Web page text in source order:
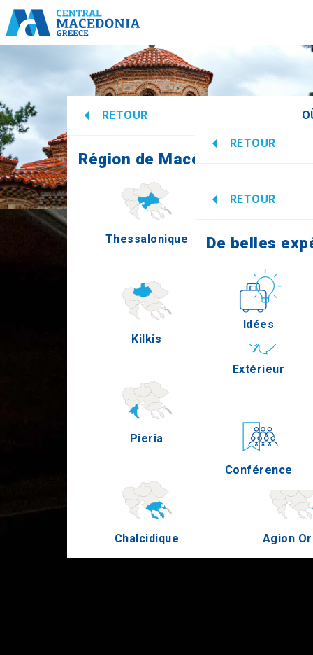
RETOUR
Région de Macédoine centrale
Thessalonique
Kilkis
Pieria
Chalcidique Agion
RETOUR
Culture
Extérieur
Conférence
RETOUR
De belles
Idées